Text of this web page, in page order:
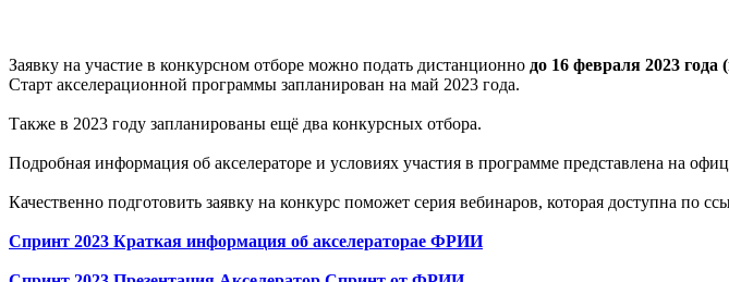
Заявку на участие в конкурсном отборе можно подать дистанционно до 16 февраля 2023 года
Старт акселерационной программы запланирован на май 2023 года.
Также в 2023 году запланированы ещё два конкурсных отбора.
Подробная информация об акселераторе и условиях участия в программе представлена на
Качественно подготовить заявку на конкурс поможет серия вебинаров, которая доступна по
Спринт 2023 Краткая информация об акселераторае ФРИИ